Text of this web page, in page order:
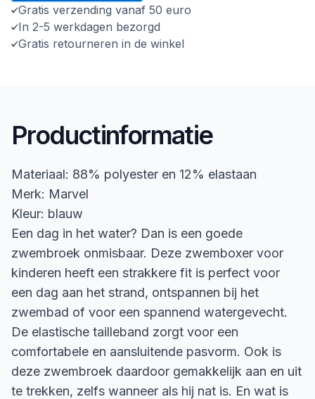
Gratis verzending vanaf 50 euro
In 2-5 werkdagen bezorgd
Gratis retourneren in de winkel
Productinformatie
Materiaal: 88% polyester en 12% elastaan
Merk: Marvel
Kleur: blauw
Een dag in het water? Dan is een goede
zwembroek onmisbaar. Deze zwemboxer voor
kinderen heeft een strakkere fit is perfect voor
een dag aan het strand, ontspannen bij het
zwembad of voor een spannend watergevecht.
De elastische tailleband zorgt voor een
comfortabele en aansluitende pasvorm. Ook is
deze zwembroek daardoor gemakkelijk aan en uit
te trekken, zelfs wanneer als hij nat is. En wat is